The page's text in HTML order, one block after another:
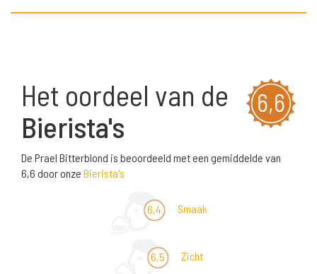
6,6
Het oordeel van de
Bierista's
De Prael Bitterblond is beoordeeld met een gemiddelde van
6,6 door onze Bierista's
6,4 Smaak
6,5 Zicht